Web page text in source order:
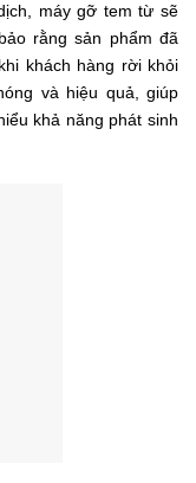
máy gỡ tem từ sẽ
rằng sản phẩm đã
khách hàng rời khỏi
và hiệu quả, giúp
khả năng phát sinh